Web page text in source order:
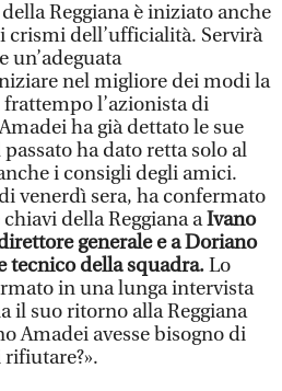
Reggiana è iniziato anche
crismi dell’ufficialità. Servirà
un’adeguata
nel migliore dei modi la
l’azionista di
ha già dettato le sue
ha dato retta solo al
i consigli degli amici.
venerdì sera, ha confermato
della Reggiana aIvano
generale e a Doriano
tecnico della squadra.Lo
in una lunga intervista
il suo ritorno alla Reggiana
Amadei avesse bisogno di